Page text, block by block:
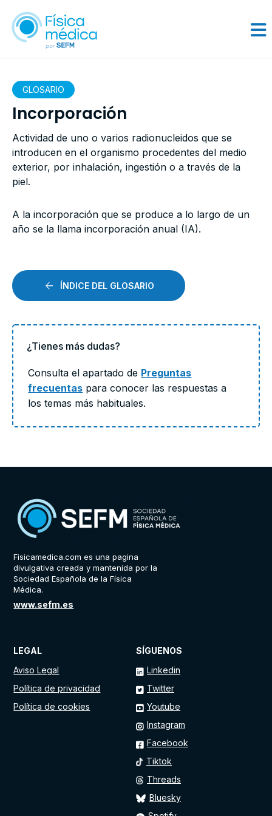
ÍNDICE DEL GLOSARIO
¿Tienes más dudas?
Consulta el apartado de Preguntas
frecuentas para conocer las respuestas a
los temas más habituales.
GLOSARIO
Incorporación
Actividad de uno o varios radionucleidos que se
introducen en el organismo procedentes del medio
exterior, por inhalación, ingestión o a través de la
piel.
A la incorporación que se produce a lo largo de un
año se la llama incorporación anual (IA).
Fisicamedica.com es una pagina
divulgativa creada y mantenida por la
Sociedad Española de la Física
Médica.
www.sefm.es
SÍGUENOS
Linkedin
Twitter
Youtube
Instagram
Facebook
Tiktok
Threads
Bluesky
LEGAL
Aviso Legal
Política de privacidad
Política de cookies